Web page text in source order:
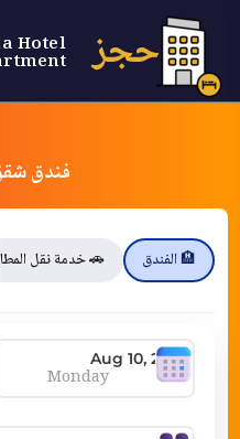
حجز Hotel
فندق
🏨 الفندق 🚗 خدمة نقل
Monday